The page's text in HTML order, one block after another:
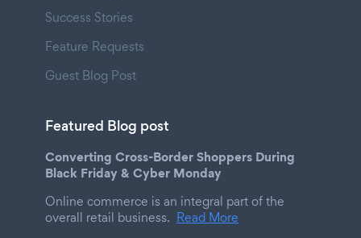
Success Stories
Feature Requests
Guest Blog Post
Featured Blog post
Converting Cross-Border Shoppers During
Black Friday & Cyber Monday
Online commerce is an integral part of the
overall retail business. Read More